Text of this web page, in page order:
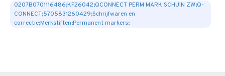
0207B0701116486;KF26042;QCONNECT PERM MARK SCHUIN ZW;Q-
CONNECT;5705831260429;Schrijfwaren en
correctie;Merkstiften;Permanent markers;